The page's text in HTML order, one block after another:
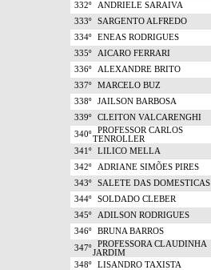
332º
ANDRIELE SARAIVA
333º
SARGENTO ALFREDO
334º
ENEAS RODRIGUES
335º
AICARO FERRARI
336º
ALEXANDRE BRITO
337º
MARCELO BUZ
338º
JAILSON BARBOSA
339º
CLEITON VALCARENGHI
340º
PROFESSOR CARLOS
TENROLLER
341º
LILICO MELLA
342º
ADRIANE SIMÕES PIRES
343º
SALETE DAS DOMESTICAS
344º
SOLDADO CLEBER
345º
ADILSON RODRIGUES
346º
BRUNA BARROS
347º
PROFESSORA CLAUDINHA
JARDIM
348º
LISANDRO TAXISTA